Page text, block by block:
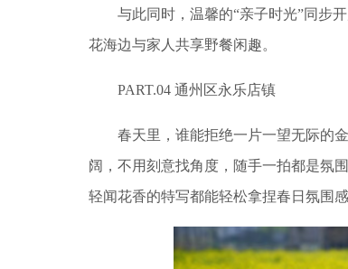
与此同时，温馨的“亲子时光”同步开
花海边与家人共享野餐闲趣。
PART.04 通州区永乐店镇
春天里，谁能拒绝一片一望无际的金
阔，不用刻意找角度，随手一拍都是氛
轻闻花香的特写都能轻松拿捏春日氛围